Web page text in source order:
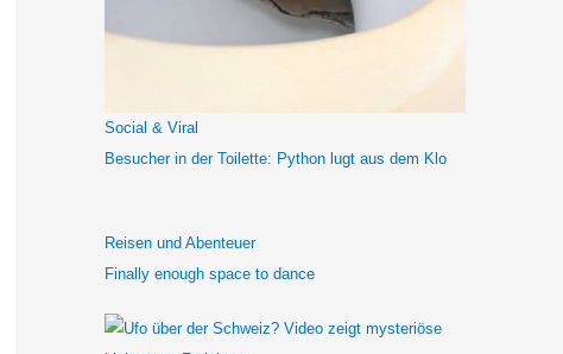
h
Social & Viral
Besucher in der Toilette: Python lugt aus dem Klo
Reisen und Abenteuer
Finally enough space to dance